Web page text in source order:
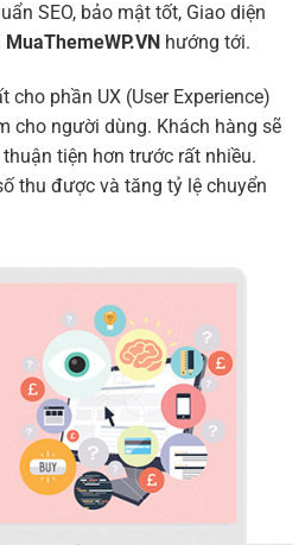
SEO, bảo mật tốt, Giao diện
MuaThemeWP.VN hướng tới.
phần UX (User Experience)
cho người dùng. Khách hàng sẽ
tiện hơn trước rất nhiều.
thu được và tăng tỷ lệ chuyển